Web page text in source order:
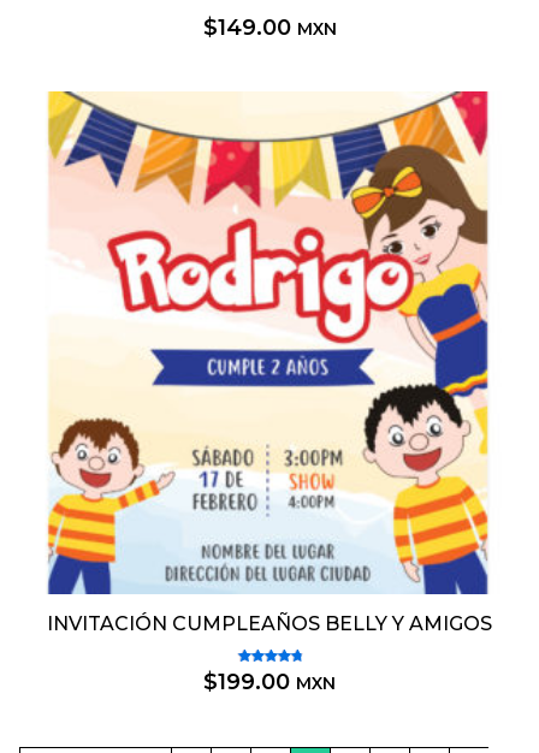
$149.00 MXN
INVITACIÓN CUMPLEAÑOS BELLY Y AMIGOS
Valorado
con
5.00 de 5
$199.00 MXN